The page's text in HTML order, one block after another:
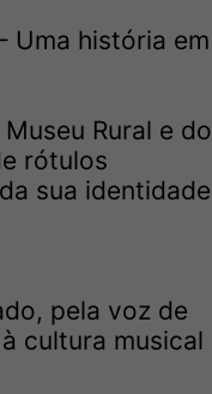
Uma história em
Rural e do
rótulos
sua identidade
pela voz de
cultura musical